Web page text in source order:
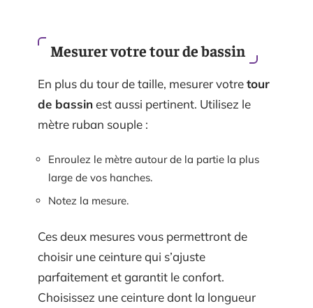
Mesurer votre tour de bassin
En plus du tour de taille, mesurer votretour
de bassinest aussi pertinent. Utilisez le
mètre ruban souple :
Enroulez le mètre autour de la partie la plus
large de vos hanches.
Notez la mesure.
Ces deux mesures vous permettront de
choisir une ceinture qui s’ajuste
parfaitement et garantit le confort.
Choisissez une ceinture dont la longueur